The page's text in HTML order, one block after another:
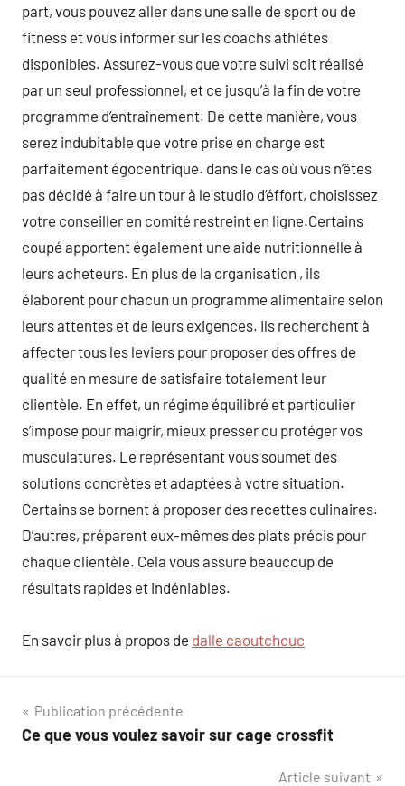
part, vous pouvez aller dans une salle de sport ou de
fitness et vous informer sur les coachs athlétes
disponibles. Assurez-vous que votre suivi soit réalisé
par un seul professionnel, et ce jusqu’à la fin de votre
programme d’entraînement. De cette manière, vous
serez indubitable que votre prise en charge est
parfaitement égocentrique. dans le cas où vous n’êtes
pas décidé à faire un tour à le studio d’éffort, choisissez
votre conseiller en comité restreint en ligne.Certains
coupé apportent également une aide nutritionnelle à
leurs acheteurs. En plus de la organisation , ils
élaborent pour chacun un programme alimentaire selon
leurs attentes et de leurs exigences. Ils recherchent à
affecter tous les leviers pour proposer des offres de
qualité en mesure de satisfaire totalement leur
clientèle. En effet, un régime équilibré et particulier
s’impose pour maigrir, mieux presser ou protéger vos
musculatures. Le représentant vous soumet des
solutions concrètes et adaptées à votre situation.
Certains se bornent à proposer des recettes culinaires.
D’autres, préparent eux-mêmes des plats précis pour
chaque clientèle. Cela vous assure beaucoup de
résultats rapides et indéniables.
En savoir plus à propos de dalle caoutchouc
Navigation
de
Publication précédente
Ce que vous voulez savoir sur cage crossfit
Article suivant